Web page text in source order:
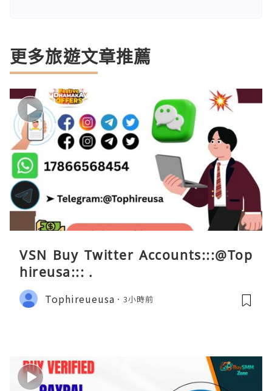
更多旅遊文章推薦
VSN Buy Twitter Accounts:::@Top
hireusa::: .
Tophireueusa 3小時前